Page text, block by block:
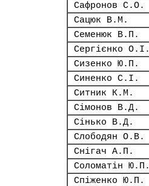
Сафронов С.О.
Сацюк В.М.
Семенюк В.П.
Сергієнко О.І.
Сизенко Ю.П.
Синенко С.І.
Ситник К.М.
Сімонов В.Д.
Сінько В.Д.
Слободян О.В.
Снігач А.П.
Соломатін Ю.П.
Спіженко Ю.П.